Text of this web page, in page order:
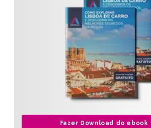
Fazer Download do ebook